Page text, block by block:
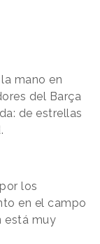
mano en
del Barça
de estrellas
los
en el campo
está muy